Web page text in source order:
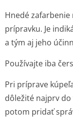
Hnedé
prípravku. Je
a tým aj jeho
Používajte iba
Pri príprave
dôležité najprv
potom pridať